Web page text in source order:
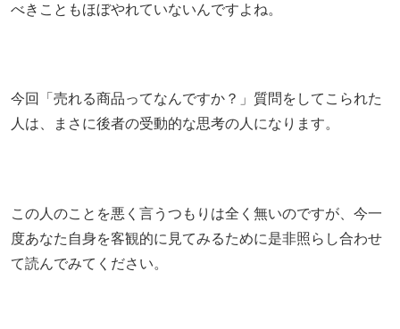
べきこともほぼやれていないんですよね。
今回「売れる商品ってなんですか？」質問をしてこられた
人は、まさに後者の受動的な思考の人になります。
この人のことを悪く言うつもりは全く無いのですが、今一
度あなた自身を客観的に見てみるために是非照らし合わせ
て読んでみてください。